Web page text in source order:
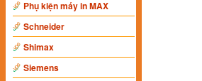
Phụ kiện máy in MAX
Schneider
Shimax
Siemens